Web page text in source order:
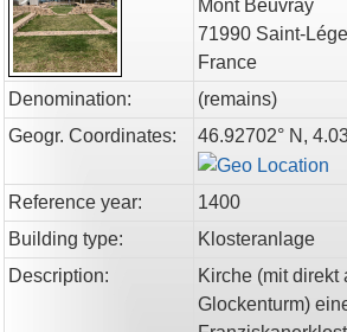
Mont Beuvray
71990 Saint-
France
Denomination:
(remains)
Geogr. Coordinates:
46.92702° N,
Reference year:
1400
Building type:
Klosteranlage
Description:
Kirche (mit direkt
Glockenturm)